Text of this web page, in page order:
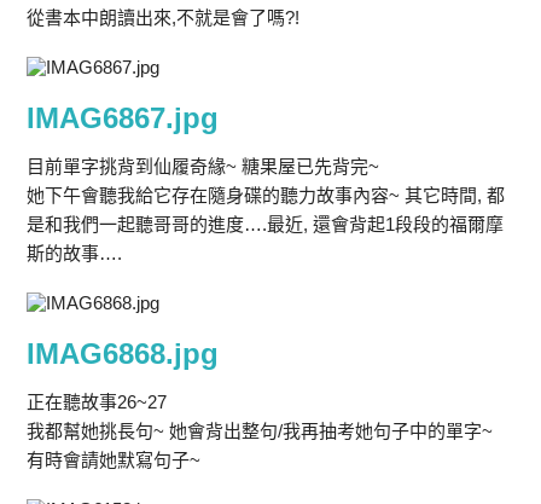
從書本中朗讀出來,不就是會了嗎?!
IMAG6867.jpg
目前單字挑背到仙履奇緣~ 糖果屋已先背完~
她下午會聽我給它存在隨身碟的聽力故事內容~ 其它時間, 都
是和我們一起聽哥哥的進度….最近, 還會背起1段段的福爾摩
斯的故事….
IMAG6868.jpg
正在聽故事26~27
我都幫她挑長句~ 她會背出整句/我再抽考她句子中的單字~
有時會請她默寫句子~